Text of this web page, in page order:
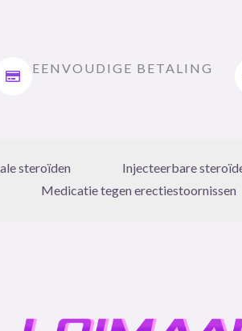
EENVOUDIGE BETALING
steroïden Injecteerbare
Medicatie tegen erectiestoornissen